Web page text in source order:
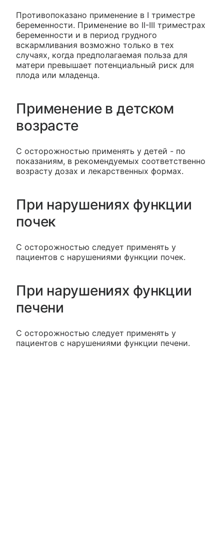
Противопоказано применение в I триместре
беременности. Применение во II-III триместрах
беременности и в период грудного
вскармливания возможно только в тех
случаях, когда предполагаемая польза для
матери превышает потенциальный риск для
плода или младенца.
Применение в детском
возрасте
С осторожностью применять у детей - по
показаниям, в рекомендуемых соответственно
возрасту дозах и лекарственных формах.
При нарушениях функции
почек
С осторожностью следует применять у
пациентов с нарушениями функции почек.
При нарушениях функции
печени
С осторожностью следует применять у
пациентов с нарушениями функции печени.